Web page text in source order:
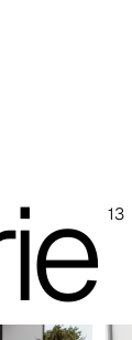
bicolore
couleur sont
le nuancier
13